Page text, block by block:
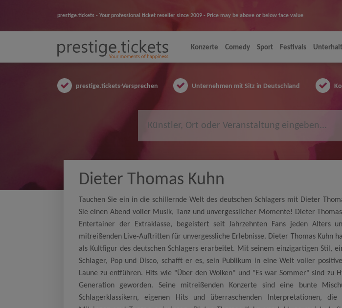
prestige.tickets - Your professional ticket reseller since 2009 - Price may be above or below face value
Konzerte Comedy Sport Festivals
prestige.tickets-Versprechen Unternehmen mit Sitz in Deutschland
Dieter Thomas Kuhn
Tauchen Sie ein in die schillernde Welt des deutschen Schlagers mit Dieter
Sie einen Abend voller Musik, Tanz und unvergesslicher Momente! Dieter
Entertainer der Extraklasse, begeistert seit Jahrzehnten Fans jeden Alters
mitreißenden Live-Auftritten für unvergessliche Erlebnisse. Dieter Thomas Kuhn
als Kultfigur des deutschen Schlagers erarbeitet. Mit seinem einzigartigen Stil,
Schlager, Pop und Disco, schafft er es, sein Publikum in eine Welt voller
Laune zu entführen. Hits wie "Über den Wolken" und "Es war Sommer" sind zu
Generation geworden. Seine mitreißenden Konzerte sind eine bunte
Schlagerklassikern, eigenen Hits und überraschenden Interpretationen,